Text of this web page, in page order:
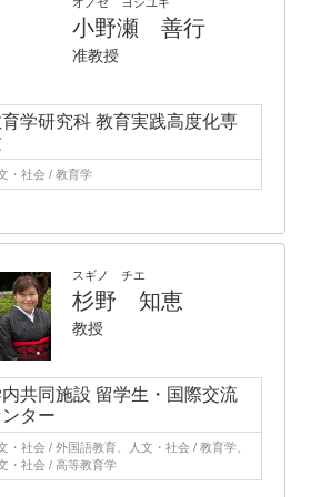
小野瀬 善行
准教授
学研究科 教育実践高度化専
・社会 / 教育学
スギノ チエ
杉野 知恵
教授
共同施設 留学生・国際交流
ター
・社会 / 外国語教育、人文・社会 / 教育学、
・社会 / 高等教育学